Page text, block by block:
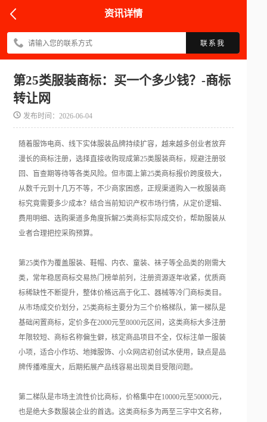
资讯详情
联系我
第25类服装商标：买一个多少钱？-商标
转让网
发布时间：2026-06-04
随着服饰电商、线下实体服装品牌持续扩容，越来越多创业者放弃
漫长的商标注册，选择直接收购现成第25类服装商标，规避注册驳
回、盲查期等待等各类风险。但市面上第25类商标报价跨度极大，
从数千元到十几万不等，不少商家困惑，正规渠道购入一枚服装商
标究竟需要多少成本？结合当前知识产权市场行情，从定价逻辑、
费用明细、选购渠道多角度拆解25类商标实际成交价，帮助服装从
业者合理把控采购预算。
第25类作为覆盖服装、鞋帽、内衣、童装、袜子等全品类的刚需大
类，常年稳居商标交易热门榜单前列，注册资源逐年收紧，优质商
标稀缺性不断提升，整体价格远高于化工、器械等冷门商标类目。
从市场成交价划分，25类商标主要分为三个价格梯队，第一梯队是
基础闲置商标，定价多在2000元至8000元区间，这类商标大多注册
年限较短、商标名称偏生僻，核定商品项目不全，仅标注单一服装
小项，适合小作坊、地摊服饰、小众网店初创试水使用，缺点是品
牌传播难度大，后期拓展产品线容易出现类目受限问题。
第二梯队是市场主流性价比商标，价格集中在10000元至50000元，
也是绝大多数服装企业的首选。这类商标多为两至三字中文名称，